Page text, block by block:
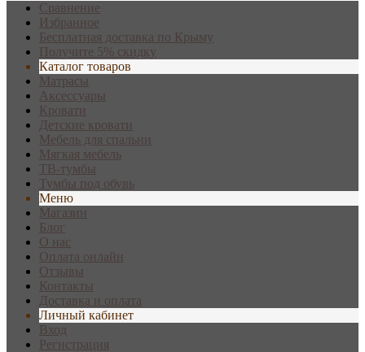
Сравнение
Избранное
Бесплатная доставка по Крыму
Получите 5% скидку
Каталог товаров
Матрасы
Аксессуары
Кровати
Детские кровати
Мебель для спальни
Мягкая мебель
ТВ-тумбы
Тумбы под обувь
Меню
Магазин
Блог
О нас
Оплата онлайн
Отзывы
Контакты
Доставка и оплата
Личный кабинет
Вход
Регистрация